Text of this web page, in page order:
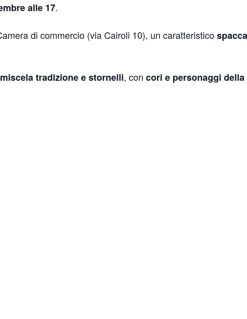
alle 17.
di commercio (via Cairoli 10), un caratteristico
tradizione e stornelli, con cori e personaggi